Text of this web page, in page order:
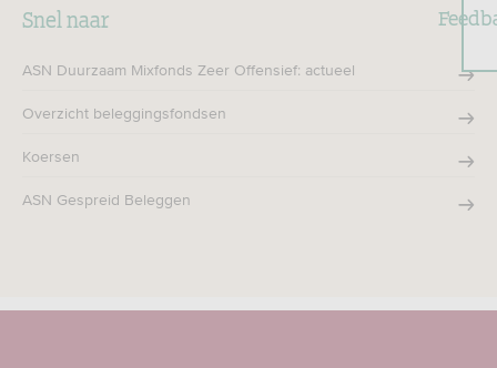
Snel naar
ASN Duurzaam Mixfonds Zeer Offensief: actueel
Overzicht beleggingsfondsen
Koersen
ASN Gespreid Beleggen